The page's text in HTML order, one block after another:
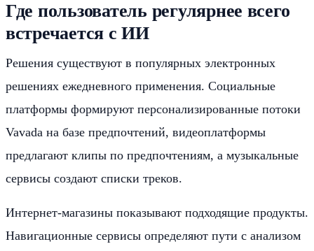
Где пользователь регулярнее всего
встречается с ИИ
Решения существуют в популярных электронных
решениях ежедневного применения. Социальные
платформы формируют персонализированные потоки
Vavada на базе предпочтений, видеоплатформы
предлагают клипы по предпочтениям, а музыкальные
сервисы создают списки треков.
Интернет-магазины показывают подходящие продукты.
Навигационные сервисы определяют пути с анализом